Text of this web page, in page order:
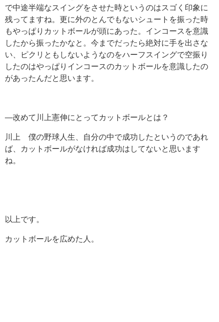
で中途半端なスイングをさせた時というのはスゴく印象に
残ってますね。更に外のとんでもないシュートを振った時
もやっぱりカットボールが頭にあった。インコースを意識
したから振ったかなと。今までだったら絶対に手を出さな
い、ピクリともしないようなのをハーフスイングで空振り
したのはやっぱりインコースのカットボールを意識したの
があったんだと思います。
―改めて川上憲伸にとってカットボールとは？
川上 僕の野球人生、自分の中で成功したというのであれ
ば、カットボールがなければ成功はしてないと思います
ね。
以上です。
カットボールを広めた人。